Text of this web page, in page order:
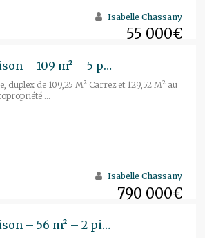
55 000€
Isabelle Chassany
Appartement Rueil-Malmaison – 109 m² – 5 pièces
de 109,25 M² Carrez et 129,52 M² au
...
790 000€
Isabelle Chassany
Appartement Rueil-Malmaison – 56 m² – 2 pièces